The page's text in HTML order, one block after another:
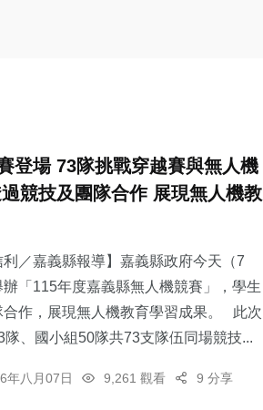
登場 73隊挑戰穿越賽與無人機
競技及團隊合作 展現無人機教
利／嘉義縣報導】嘉義縣政府今天（7
辦「115年度嘉義縣無人機競賽」，學生
合作，展現無人機教育學習成果。 此次
、國小組50隊共73支隊伍同場競技...
年八月07日 9,261 觀看 9 分享